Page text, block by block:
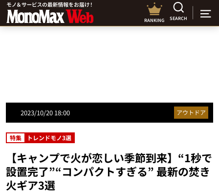
RANKING SEARCH
2023/10/20 18:00 アウトドア
特集 トレンドモノ3選
【キャンプで火が恋しい季節到来】“1秒で
設置完了”“コンパクトすぎる” 最新の焚き
火ギア3選